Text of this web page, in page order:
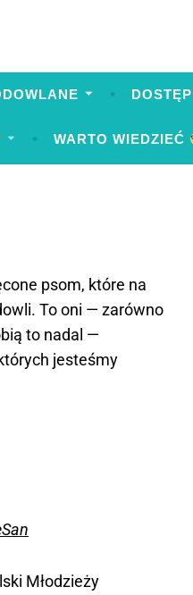
WARTO WIEDZIEĆ
psom, które na
To oni — zarówno
to nadal —
jesteśmy
Młodzieży